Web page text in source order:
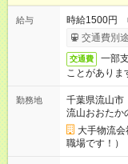
給与
時給1500円
交通費別
交通費
一部
ことがありま
勤務地
千葉県流山市
流山おおたか
大手物流
職場です！）